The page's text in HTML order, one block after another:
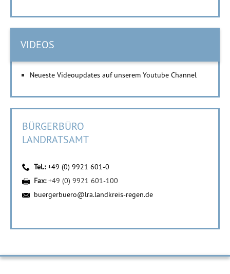
VIDEOS
Neueste Videoupdates auf unserem Youtube Channel
BÜRGERBÜRO
LANDRATSAMT
Tel.:+49 (0) 9921 601-0
Fax:+49 (0) 9921 601-100
buergerbuero@lra.landkreis-regen.de